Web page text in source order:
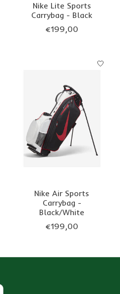
Nike Lite Sports
Carrybag - Black
€199,00
Nike Air Sports
Carrybag -
Black/White
€199,00